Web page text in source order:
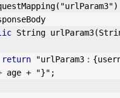
( "urlParam3")
String urlParam3(
return
"urlParam3：
age + "}" ;